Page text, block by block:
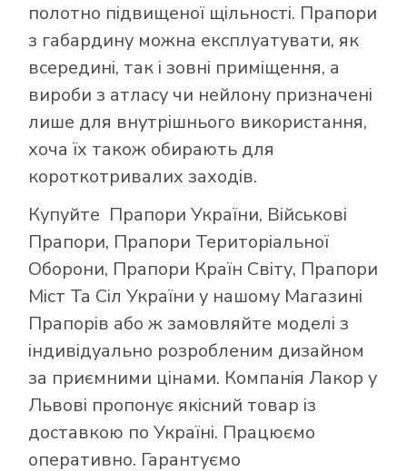
полотно підвищеної щільності. Прапори
з габардину можна експлуатувати, як
всередині, так і зовні приміщення, а
вироби з атласу чи нейлону призначені
лише для внутрішнього використання,
хоча їх також обирають для
короткотривалих заходів.
Купуйте Прапори України, Військові
Прапори, Прапори Територіальної
Оборони, Прапори Країн Світу, Прапори
Міст Та Сіл України у нашому Магазині
Прапорів або ж замовляйте моделі з
індивідуально розробленим дизайном
за приємними цінами. Компанія Лакор у
Львові пропонує якісний товар із
доставкою по Україні. Працюємо
оперативно. Гарантуємо